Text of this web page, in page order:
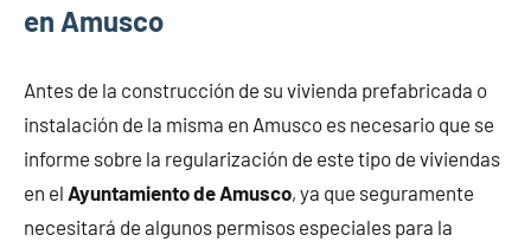
en Amusco
Antes de la construcción de su vivienda prefabricada o
instalación de la misma en Amusco es necesario que se
informe sobre la regularización de este tipo de viviendas
en el Ayuntamiento de Amusco, ya que seguramente
necesitará de algunos permisos especiales para la